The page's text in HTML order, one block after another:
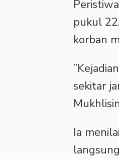
pukul
korban
sekitar
‎Ia